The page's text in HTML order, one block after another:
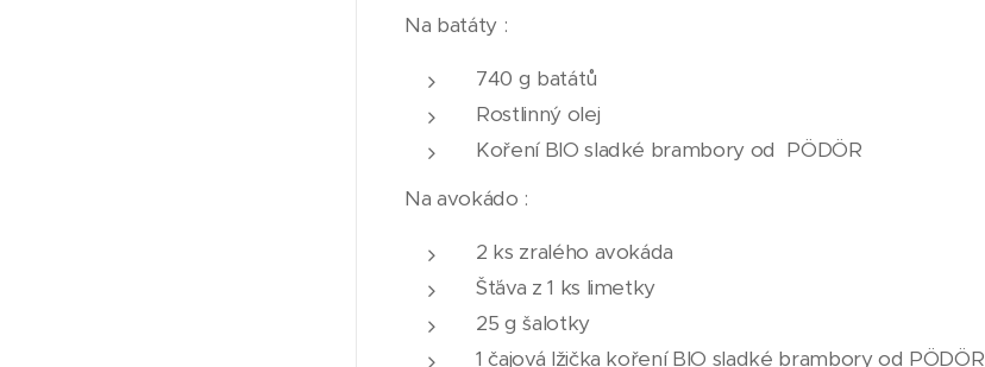
Na batáty :
740 g batátů
Rostlinný olej
Koření BIO sladké brambory od PÖDÖR
Na avokádo :
2 ks zralého avokáda
Šťáva z 1 ks limetky
25 g šalotky
1 čajová lžička koření BIO sladké brambory od PÖDÖR